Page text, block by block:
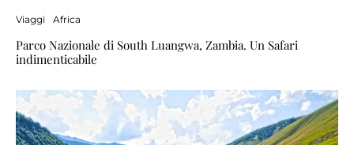
Viaggi Africa
Parco Nazionale di South Luangwa, Zambia. Un Safari
indimenticabile